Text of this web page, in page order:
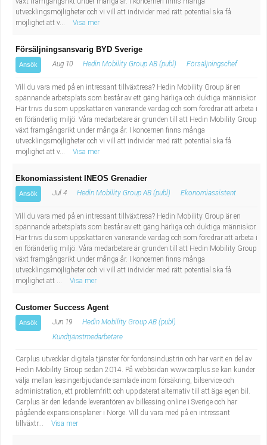
utvecklingsmöjligheter och vi vill att individer med rätt potential ska få
möjlighet att v...
Visa mer
Försäljningsansvarig BYD Sverige
Ansök Aug 10 Hedin Mobility Group AB (publ) Försäljningschef
Vill du vara med på en intressant tillväxtresa? Hedin Mobility Group är en
spännande arbetsplats som består av ett gäng härliga och duktiga människor.
Här trivs du som uppskattar en varierande vardag och som föredrar att arbeta i
en föränderlig miljö. Våra medarbetare är grunden till att Hedin Mobility Group
växt framgångsrikt under många år. I koncernen finns många
utvecklingsmöjligheter och vi vill att individer med rätt potential ska få
möjlighet att v...
Visa mer
Ekonomiassistent INEOS Grenadier
Ansök Jul 4 Hedin Mobility Group AB (publ) Ekonomiassistent
Vill du vara med på en intressant tillväxtresa? Hedin Mobility Group är en
spännande arbetsplats som består av ett gäng härliga och duktiga människor.
Här trivs du som uppskattar en varierande vardag och som föredrar att arbeta i
en föränderlig miljö. Våra medarbetare är grunden till att Hedin Mobility Group
växt framgångsrikt under många år. I koncernen finns många
utvecklingsmöjligheter och vi vill att individer med rätt potential ska få
möjlighet att ...
Visa mer
Customer Success Agent
Ansök Jun 19
Hedin Mobility Group AB (publ)
Kundtjänstmedarbetare
Carplus utvecklar digitala tjänster för fordonsindustrin och har varit en del av
Hedin Mobility Group sedan 2014. På webbsidan www.carplus.se kan kunder
välja mellan leasingerbjudande samlade inom försäkring, bilservice och
administration, ett problemfritt och uppdaterat alternativ till att äga egen bil.
Carplus är den ledande leverantören av billeasing online i Sverige och har
pågående expansionsplaner i Norge. Vill du vara med på en intressant
tillväxtr...
Visa mer